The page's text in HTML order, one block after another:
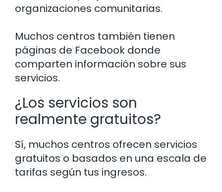
organizaciones comunitarias.
Muchos centros también tienen
páginas de Facebook donde
comparten información sobre sus
servicios.
¿Los servicios son
realmente gratuitos?
Sí, muchos centros ofrecen servicios
gratuitos o basados en una escala de
tarifas según tus ingresos.